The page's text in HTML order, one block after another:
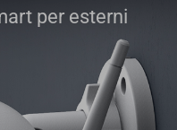
per esterni